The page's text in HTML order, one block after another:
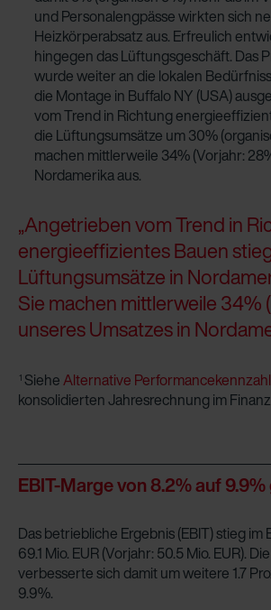
und Personalengpässe wirkten sich
Heizkörperabsatz aus. Erfreulich
hingegen das Lüftungsgeschäft. Das
wurde weiter an die lokalen
die Montage in Buffalo NY (USA)
vom Trend in Richtung
die Lüftungsumsätze um 30%
machen mittlerweile 34% (Vorjahr:
Nordamerika aus.
„Angetrieben vom Trend in
energieeffizientes Bauen
Lüftungsumsätze in
Sie machen mittlerweile 34%
unseres Umsatzes in
1 SieheAlternative
konsolidierten Jahresrechnung im
EBIT-Marge von 8.2% auf
Das betriebliche Ergebnis (EBIT) stieg
69.1 Mio. EUR (Vorjahr: 50.5 Mio. EUR).
verbesserte sich damit um weitere 1.7
9.9%.